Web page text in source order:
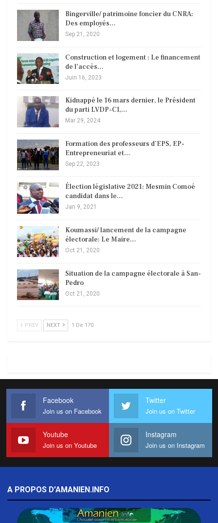
Bingerville/ patrimoine foncier du CNRA:
Des employés…
Sep 21, 2020
Construction et logement : Le financement
de l’accès…
Juin 16, 2023
Kidnappé le 16 mars dernier, le Président
du parti LVDP-CI,…
Mar 29, 2024
Formation des professeurs d’EPS, EP-
Entrepreneuriat et…
Sep 22, 2023
Élection législative 2021: Mesmin Comoé
candidat dans le…
Jan 9, 2021
Koumassi/ lancement de la campagne
électorale: Le Maire…
Oct 21, 2020
Situation de la campagne électorale à San-
Pedro
Oct 21, 2020
PREV NEXT 1 De 170
Facebook
Join us on Facebook
Twitter
Join us on Twitter
Youtube
Join us on Youtube
Instagram
Join us on Instagram
A PROPOS D’AMANIEN.INFO